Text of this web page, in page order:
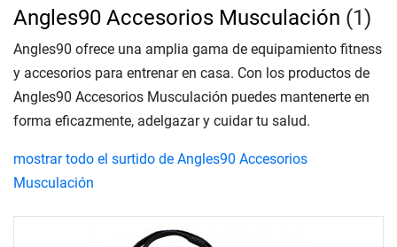
Angles90 Accesorios Musculación (1)
Angles90 ofrece una amplia gama de equipamiento fitness
y accesorios para entrenar en casa. Con los productos de
Angles90 Accesorios Musculación puedes mantenerte en
forma eficazmente, adelgazar y cuidar tu salud.
mostrar todo el surtido de Angles90 Accesorios
Musculación